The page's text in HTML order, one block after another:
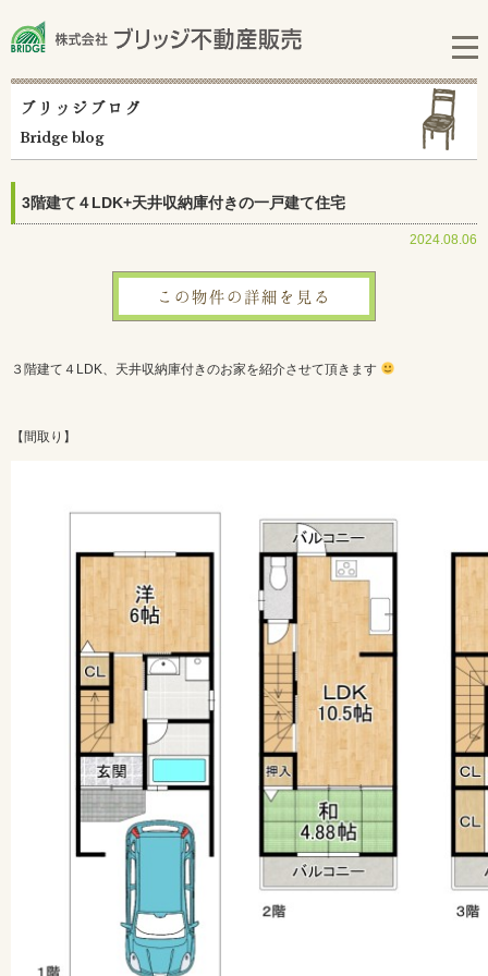
ブリッジブログ
Bridge blog
3階建て４LDK+天井収納庫付きの一戸建て住宅
2024.08.06
この物件の詳細を見る
３階建て４LDK、天井収納庫付きのお家を紹介させて頂きます
【間取り】